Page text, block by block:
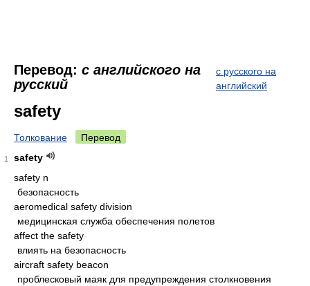
Перевод: с английского на
русский
с русского на
английский
safety
Толкование Перевод
1
safety
safety n
безопасность
aeromedical safety division
медицинская служба обеспечения полетов
affect the safety
влиять на безопасность
aircraft safety beacon
проблесковый маяк для предупреждения столкновения